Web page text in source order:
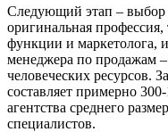
Следующий этап – выбор
оригинальная
функции и маркетолога,
менеджера по продажам
человеческих ресурсов.
составляет примерно
агентства среднего
специалистов.